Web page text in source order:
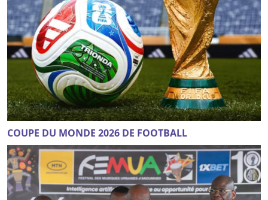
COUPE DU MONDE 2026 DE FOOTBALL